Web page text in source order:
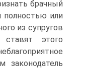
брачный
полностью или
из супругов
этого
законодатель